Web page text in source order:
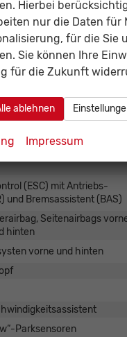
(ESC) mit Antriebs-
und Bremsassistent (BAS)
Seitenairbags
hinten
vorne und hinten
Parksensoren
Hierbei
nur die Daten für
für die Sie
Sie können Ihre
für die Zukunft
ablehnen
Impressum